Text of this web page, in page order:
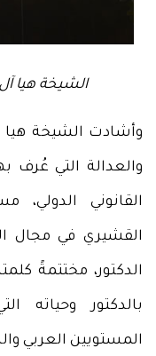
الشيخة هيا آل
وأشادت الشيخة هيا
والعدالة التي عُرف
القانوني
القشيري في مجال
الدكتور، مختتمةً
بالدكتور وحياته
المستويين العربي